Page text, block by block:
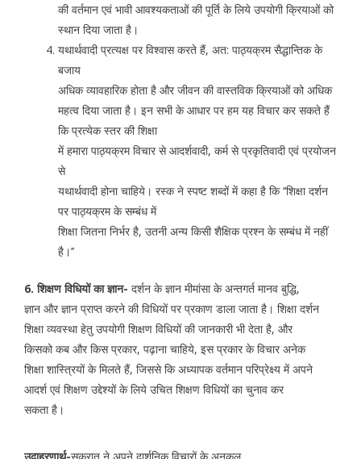
की वर्तमान एवं भावी आवश्यकताओं की पूर्ति के लिये उपयोगी क्रियाओं को
स्थान दिया जाता है।
यथार्थवादी प्रत्यक्ष पर विश्वास करते हैं, अत: पाठ्यक्रम सैद्धान्तिक के
बजाय
अधिक व्यावहारिक होता है और जीवन की वास्तविक क्रियाओं को अधिक
महत्व दिया जाता है। इन सभी के आधार पर हम यह विचार कर सकते हैं
कि प्रत्येक स्तर की शिक्षा
में हमारा पाठ्यक्रम विचार से आदर्शवादी, कर्म से प्रकृतिवादी एवं प्रयोजन
से
यथार्थवादी होना चाहिये। रस्क ने स्पष्ट शब्दों में कहा है कि ‘‘शिक्षा दर्शन
पर पाठ्यक्रम के सम्बंध में
शिक्षा जितना निर्भर है, उतनी अन्य किसी शैक्षिक प्रश्न के सम्बंध में नहीं
है।’’
6. शिक्षण विधियों का ज्ञान- दर्शन के ज्ञान मीमांसा के अन्तगर्त मानव बुद्धि,
ज्ञान और ज्ञान प्राप्त करने की विधियों पर प्रकाण डाला जाता है। शिक्षा दर्शन
शिक्षा व्यवस्था हेतु उपयोगी शिक्षण विधियों की जानकारी भी देता है, और
किसको कब और किस प्रकार, पढ़ाना चाहिये, इस प्रकार के विचार अनेक
शिक्षा शास्त्रियों के मिलते हैं, जिससे कि अध्यापक वर्तमान परिप्रेक्ष्य में अपने
आदर्श एवं शिक्षण उद्देश्यों के लिये उचित शिक्षण विधियों का चुनाव कर
सकता है।